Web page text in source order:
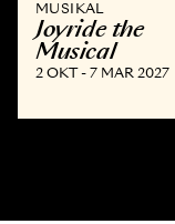
MUSIKAL
Joyride the
Musical
2 OKT - 7 MAR 2027